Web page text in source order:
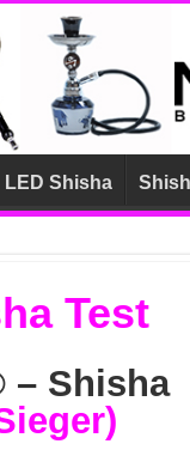
LED Shisha
Test
– Shisha